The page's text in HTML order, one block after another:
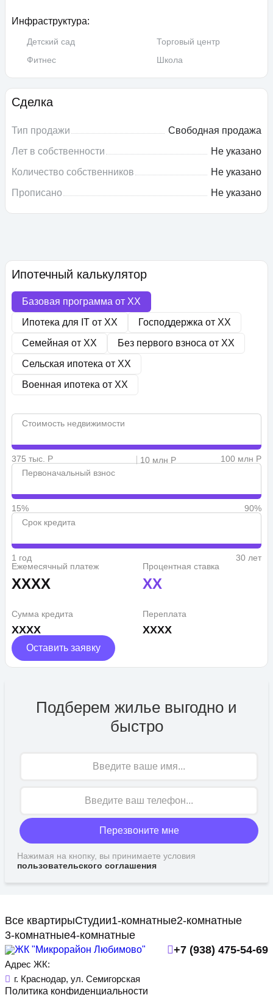
Инфраструктура:
Детский сад
Торговый центр
Фитнес
Школа
Сделка
Тип продажи
Свободная продажа
Лет в собственности
Не указано
Количество собственников
Не указано
Прописано
Не указано
Ипотечный калькулятор
Базовая программа от XX
Ипотека для IT от XX Господдержка от XX
Семейная от XX Без первого взноса от XX
Сельская ипотека от XX
Военная ипотека от XX
Стоимость недвижимости
375 тыс. Р 10 млн Р
100 млн Р
Первоначальный взнос
15%
90%
Срок кредита
1 год
30 лет
Ежемесячный платеж
XXXX
Процентная ставка
XX
Сумма кредита
XXXX
Переплата
XXXX
Оставить заявку
Подберем жилье выгодно и
быстро
Перезвоните мне
Нажимая на кнопку, вы принимаете условия
пользовательского соглашения
Все квартирыСтудии1-комнатные2-комнатные
3-комнатные4-комнатные
Адрес ЖК:
г. Краснодар, ул. Семигорская
+7 (938) 475-54-69
Политика конфиденциальности